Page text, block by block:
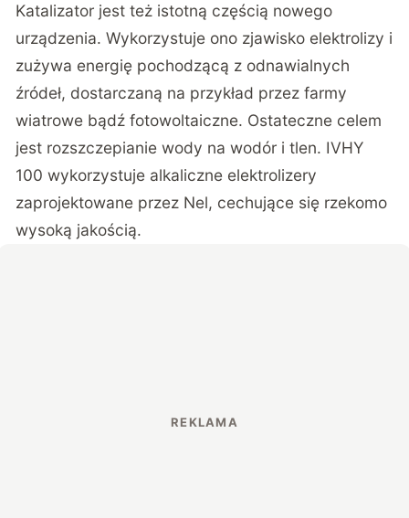
Katalizator jest też istotną częścią nowego
urządzenia. Wykorzystuje ono zjawisko elektrolizy i
zużywa energię pochodzącą z odnawialnych
źródeł, dostarczaną na przykład przez farmy
wiatrowe bądź fotowoltaiczne. Ostateczne celem
jest rozszczepianie wody na wodór i tlen. IVHY
100 wykorzystuje alkaliczne elektrolizery
zaprojektowane przez Nel, cechujące się rzekomo
wysoką jakością.